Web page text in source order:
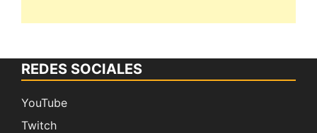
REDES SOCIALES
YouTube
Twitch